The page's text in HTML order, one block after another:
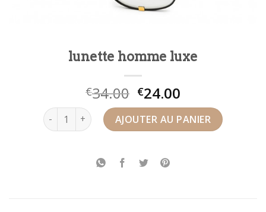
lunette homme luxe
€34.00 €24.00
quantité de lunette homme luxe
AJOUTER AU PANIER